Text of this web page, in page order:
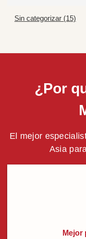
Sin categorizar (15)
¿Por
El mejor
Asia
Mejor